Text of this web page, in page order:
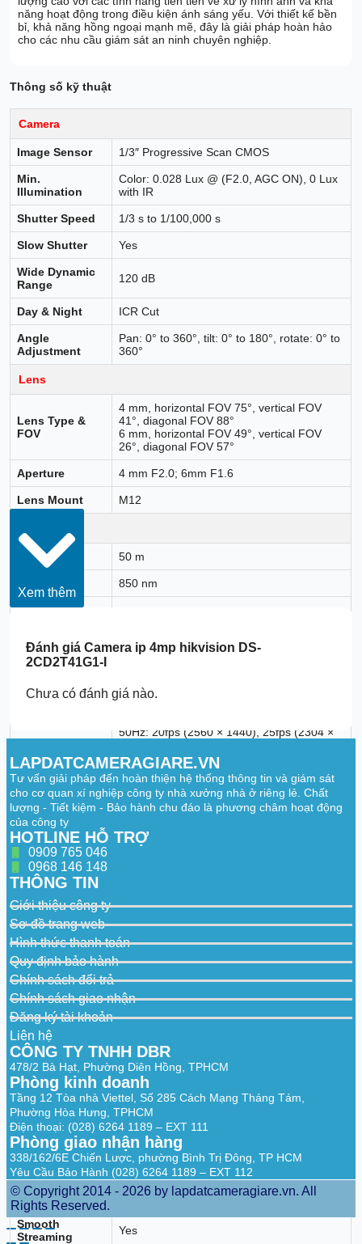
năng hoạt động trong điều kiện ánh sáng yếu. Với thiết kế bền
bỉ, khả năng hồng ngoại mạnh mẽ, đây là giải pháp hoàn hảo
cho các nhu cầu giám sát an ninh chuyên nghiệp.
Thông số kỹ thuật
Camera
Image Sensor 1/3″ Progressive Scan CMOS
Min.
Illumination
Color: 0.028 Lux @ (F2.0, AGC ON), 0 Lux
with IR
Shutter Speed 1/3 s to 1/100,000 s
Slow Shutter Yes
Wide Dynamic
Range
120 dB
Day & Night ICR Cut
Angle
Adjustment
Pan: 0° to 360°, tilt: 0° to 180°, rotate: 0° to
360°
Lens
Lens Type &
FOV
4 mm, horizontal FOV 75°, vertical FOV
41°, diagonal FOV 88°
6 mm, horizontal FOV 49°, vertical FOV
26°, diagonal FOV 57°
Aperture 4 mm F2.0; 6mm F1.6
Lens Mount M12
IR Range 50 m
850 nm
Smart
Video
Max.
2560 × 1440
50Hz: 20fps (2560 × 1440), 25fps (2304 ×
60Hz: 20fps (2560 × 1440), 30fps (2304 ×
1296, 1920 × 1080, 1280 × 720)
Sub Stream
50Hz: 25fps (640 × 480, 640 × 360, 320 ×
240)
240)
Video
Compression
Video Bit Rate 32 Kbps to 8 Mbps
H.264 Type Baseline Profile/Main Profile/High Profile
H.265 Type
Stream Type Main stream/Sub-stream
Region of
Interest (ROI)
stream
Smart Feature-Set
Simultaneous
Live View
Up to 6 channels
API
ONVIF (PROFILE S, PROFILE G), ISAPI,
SDK
Protocols
TCP/IP, ICMP, HTTP, HTTPS, FTP, DHCP,
DNS, DDNS, RTP, RTSP, PPPoE, NTP,
UPnP, SMTP, SNMP, IGMP, 802.1X, QoS,
IPv6, UDP, Bonjour, SSL/TLS
Smooth
Streaming
Yes
Xem thêm
Đánh giáCamera ip 4mp hikvision DS-
2CD2T41G1-I
Chưa có đánh giá nào.
LAPDATCAMERAGIARE.VN
Tư vấn giải pháp đến hoàn thiện hệ thống thông tin và giám sát
cho cơ quan xí nghiệp công ty nhà xưởng nhà ở riêng lẻ. Chất
lượng - Tiết kiệm - Bảo hành chu đáo là phương châm hoạt động
của công ty
HOTLINE HỖ TRỢ
0909 765 046
0968 146 148
THÔNG TIN
Giới thiệu công ty
Sơ đồ trang web
Hình thức thanh toán
Quy định bảo hành
Chính sách đổi trả
Chính sách giao nhận
Đăng ký tài khoản
Liên hệ
CÔNG TY TNHH DBR
478/2 Bà Hạt, Phường Diên Hồng, TPHCM
Phòng kinh doanh
Tầng 12 Tòa nhà Viettel, Số 285 Cách Mạng Tháng Tám,
Phường Hòa Hưng, TPHCM
Điện thoại: (028) 6264 1189 – EXT 111
Phòng giao nhận hàng
338/162/6E Chiến Lược, phường Bình Trị Đông, TP HCM
Yêu Cầu Bảo Hành (028) 6264 1189 – EXT 112
© Copyright 2014 - 2026 by lapdatcameragiare.vn. All
Rights Reserved.